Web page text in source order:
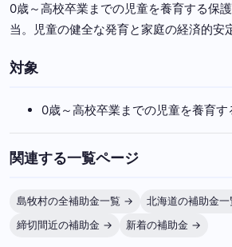
0歳～高校卒業までの児童を養育する保
当。児童の健全な発育と家庭の経済的安
対象
0歳～高校卒業までの児童を養育す
関連する一覧ページ
島牧村の全補助金一覧 →
北海道の補助金
締切間近の補助金 →
新着の補助金 →